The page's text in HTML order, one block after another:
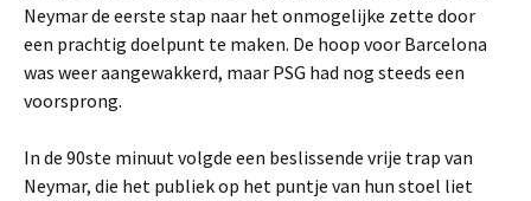
Neymar de eerste stap naar het onmogelijke zette door
een prachtig doelpunt te maken. De hoop voor Barcelona
was weer aangewakkerd, maar PSG had nog steeds een
voorsprong.
In de 90ste minuut volgde een beslissende vrije trap van
Neymar, die het publiek op het puntje van hun stoel liet